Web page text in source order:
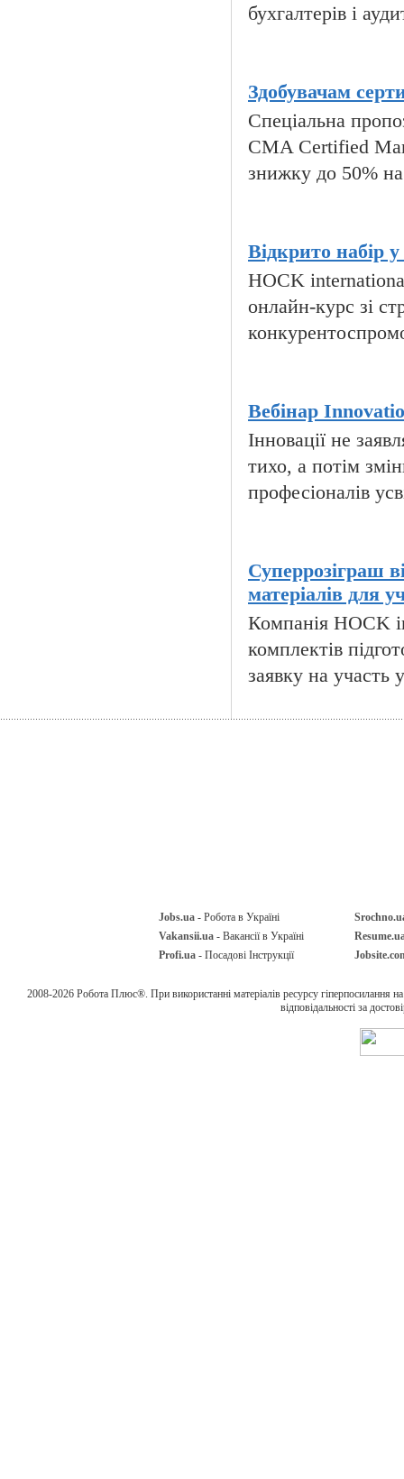
бухгалтерів і
Здобувачам
Спеціальна
CMA Certified
знижку до 50%
Відкрито набір
HOCK
онлайн-курс зі
Вебінар
Інновації не
тихо, а потім
професіоналів
Суперрозіграш
матеріалів для
Компанія HOCK
комплектів
заявку на участь
Jobs.ua - Робота в Україні
Vakansii.ua - Вакансії в Україні
Profi.ua - Посадові Інструкції
2008-2026 Робота Плюс®. При використанні матеріалів ресурсу гіперпосилання
відповідальності за